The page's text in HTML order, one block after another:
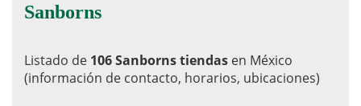
Sanborns
Listado de 106 Sanborns tiendas en México
(información de contacto, horarios, ubicaciones)